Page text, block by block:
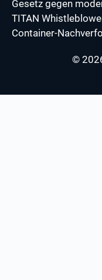
Gesetz gegen
TITAN
Container-
©